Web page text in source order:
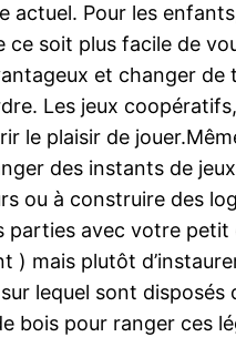
Pour les
ce soit plus facile de
et changer de
Les jeux
le plaisir de
des instants de
ou à construire des
parties avec votre
mais plutôt
lequel sont
bois pour ranger ces